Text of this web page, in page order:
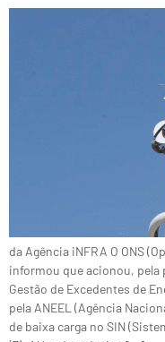
da Agência iNFRA O ONS
informou que acionou, pela
Gestão de Excedentes de
pela ANEEL (Agência
de baixa carga no SIN